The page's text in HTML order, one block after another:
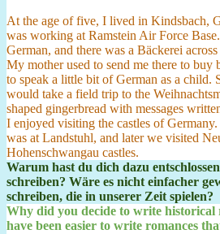
At the age of five, I lived in Kindsbach,
was working at Ramstein Air Force
German, and there was a Bäckerei
My mother used to send me there to buy
to speak a little bit of German as a child.
would take a field trip to the
shaped gingerbread with messages
I enjoyed visiting the castles of
was at Landstuhl, and later we visited
Hohenschwangau castles.
Warum hast du dich dazu
schreiben? Wäre es nicht einfacher
schreiben, die in unserer Zeit spielen?
Why did you decide to write historical
have been easier to write romances